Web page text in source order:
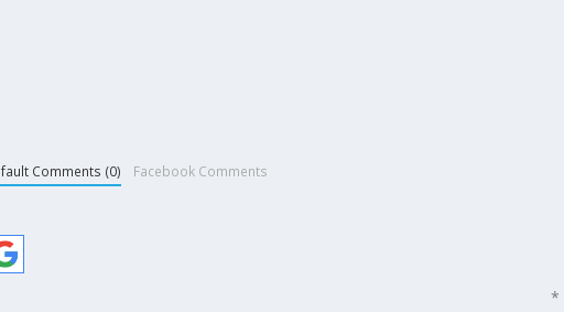
Comments (0) Facebook Comments
*